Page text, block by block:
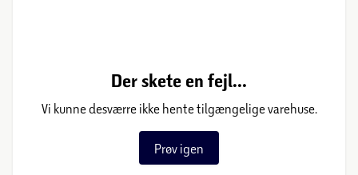
Der skete en fejl...
Vi kunne desværre ikke hente tilgængelige varehuse.
Prøv igen